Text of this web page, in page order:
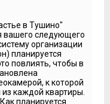
Инвест»:
основного цикла
подземная часть
Нам
стоящего.
шов, независимо
стилобатным
въездной рампы.
и выйти из
в Тушино"
вашего следующего
организации
планируется
повлиять, чтобы в
к которой
каждой квартиры.
планируется